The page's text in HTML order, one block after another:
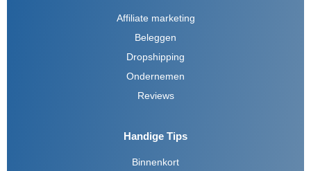
Affiliate marketing
Beleggen
Dropshipping
Ondernemen
Reviews
Handige Tips
Binnenkort